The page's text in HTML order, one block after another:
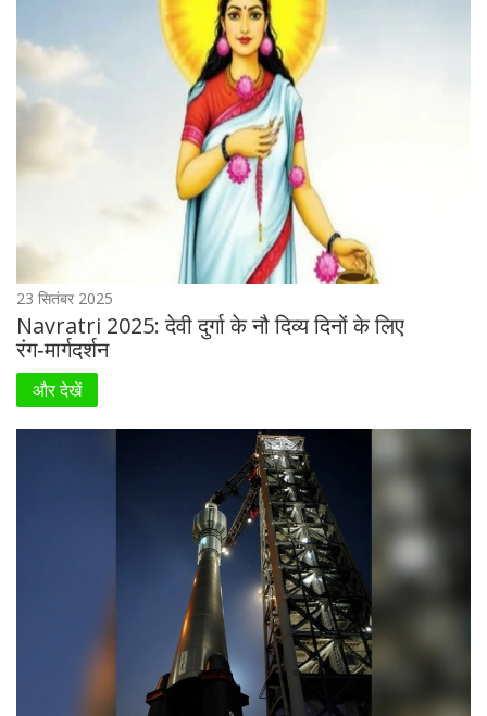
23 सितंबर 2025
Navratri 2025: देवी दुर्गा के नौ दिव्य दिनों के लिए
रंग‑मार्गदर्शन
और देखें